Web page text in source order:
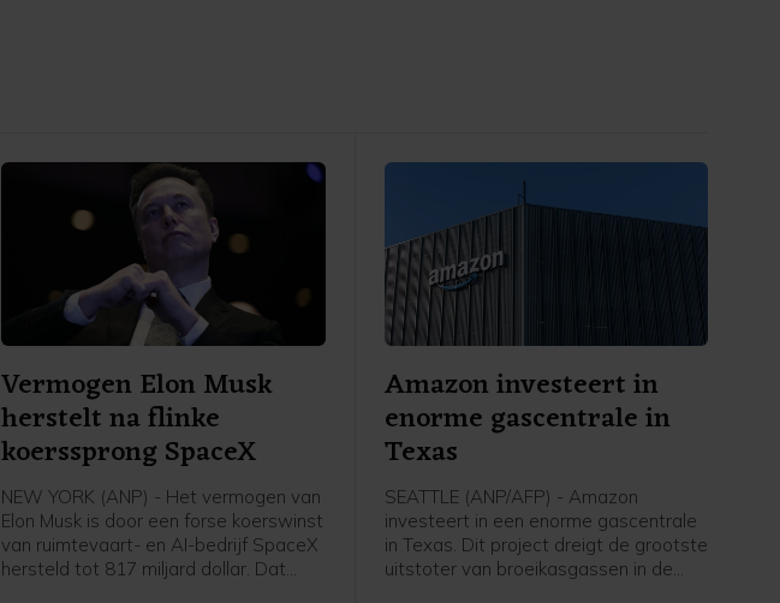
Vermogen Elon Musk
herstelt na flinke
koerssprong SpaceX
NEW YORK (ANP) - Het vermogen van
Elon Musk is door een forse koerswinst
van ruimtevaart- en AI-bedrijf SpaceX
hersteld tot 817 miljard dollar. Dat
Amazon investeert in
enorme gascentrale in
Texas
SEATTLE (ANP/AFP) - Amazon
investeert in een enorme gascentrale
in Texas. Dit project dreigt de grootste
uitstoter van broeikasgassen in de